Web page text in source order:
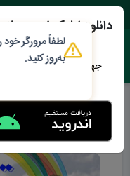
اطلاعیه
دانلود اپلیکیشن
جهت دانلود نرم افزار
به‌روز کنید.